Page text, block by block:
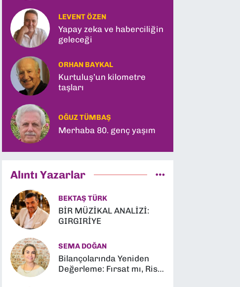
LEVENT ÖZEN
Yapay zeka ve haberciliğin
geleceği
ORHAN BAYKAL
Kurtuluş’un kilometre
taşları
OĞUZ TÜMBAŞ
Merhaba 80. genç yaşım
Alıntı Yazarlar
BEKTAŞ TÜRK
BİR MÜZİKAL ANALİZİ:
GIRGIRİYE
SEMA DOĞAN
Bilançolarında Yeniden
Değerleme: Fırsat mı, Risk